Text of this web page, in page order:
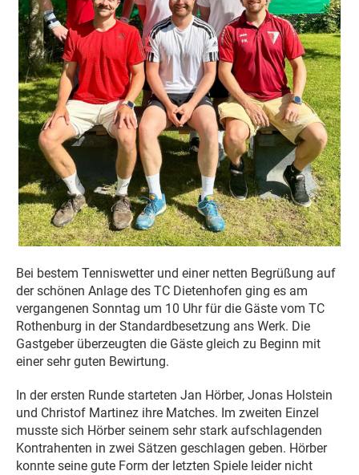
Bei bestem Tenniswetter und einer netten Begrüßung auf
der schönen Anlage des TC Dietenhofen ging es am
vergangenen Sonntag um 10 Uhr für die Gäste vom TC
Rothenburg in der Standardbesetzung ans Werk. Die
Gastgeber überzeugten die Gäste gleich zu Beginn mit
einer sehr guten Bewirtung.
In der ersten Runde starteten Jan Hörber, Jonas Holstein
und Christof Martinez ihre Matches. Im zweiten Einzel
musste sich Hörber seinem sehr stark aufschlagenden
Kontrahenten in zwei Sätzen geschlagen geben. Hörber
konnte seine gute Form der letzten Spiele leider nicht